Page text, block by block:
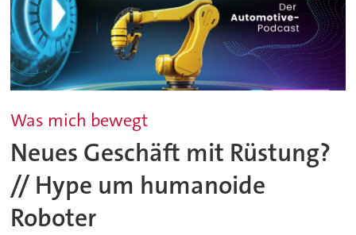
Was mich bewegt
Neues Geschäft mit Rüstung?
// Hype um humanoide
Roboter